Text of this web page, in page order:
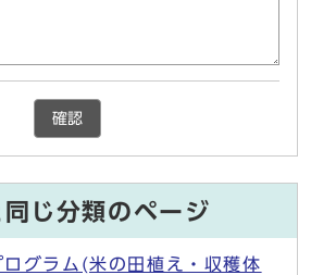
確認
じ分類のページ
グラム(米の田植え・収穫体